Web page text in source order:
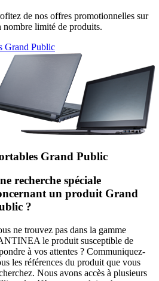
de nos offres promotionnelles sur
nombre limité de produits.
Grand Public
Grand Public
recherche spéciale
un produit Grand
?
ne trouvez pas dans la gamme
le produit susceptible de
à vos attentes ? Communiquez-
les références du produit que vous
Nous avons accès à plusieurs